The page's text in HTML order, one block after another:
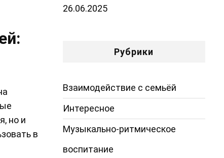
но и
в
26.06.2025
Рубрики
Взаимодействие с семьёй
Интересное
Музыкально-ритмическое
воспитание